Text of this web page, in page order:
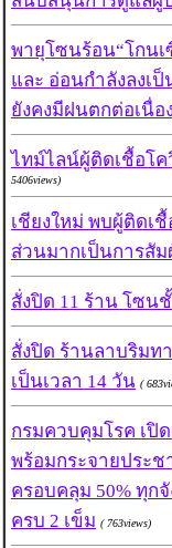
พายุโซนร้อน“โกน
และ อ่อนกำลังลงเ
ยังคงมีฝนตกต่อเนื่อง
ไทม์ไลน์ผู้ติดเชื้อโ
5406views)
เชียงใหม่ พบผู้ติดเ
ส่วนมากเป็นการสั
สั่งปิด 11 ร้าน โซน
สั่งปิด ร้านลาบริมท
เป็นเวลา 14 วัน (
กรมควบคุมโรค เปิ
พร้อมกระจายประช
ครอบคลุม 50% ทุก
ครบ 2 เข็ม ( 763views)